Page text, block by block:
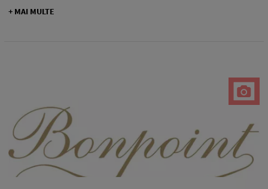
+ MAI MULTE